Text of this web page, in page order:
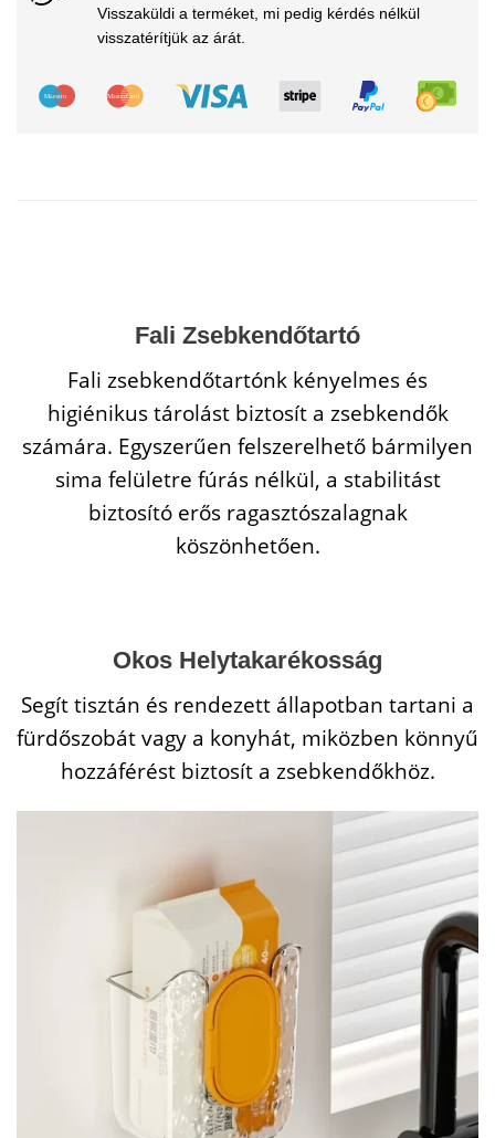
Visszaküldi a terméket, mi pedig kérdés nélkül
visszatérítjük az árát.
Fali Zsebkendőtartó
Fali zsebkendőtartónk kényelmes és
higiénikus tárolást biztosít a zsebkendők
számára. Egyszerűen felszerelhető bármilyen
sima felületre fúrás nélkül, a stabilitást
biztosító erős ragasztószalagnak
köszönhetően.
Okos Helytakarékosság
Segít tisztán és rendezett állapotban tartani a
fürdőszobát vagy a konyhát, miközben könnyű
hozzáférést biztosít a zsebkendőkhöz.